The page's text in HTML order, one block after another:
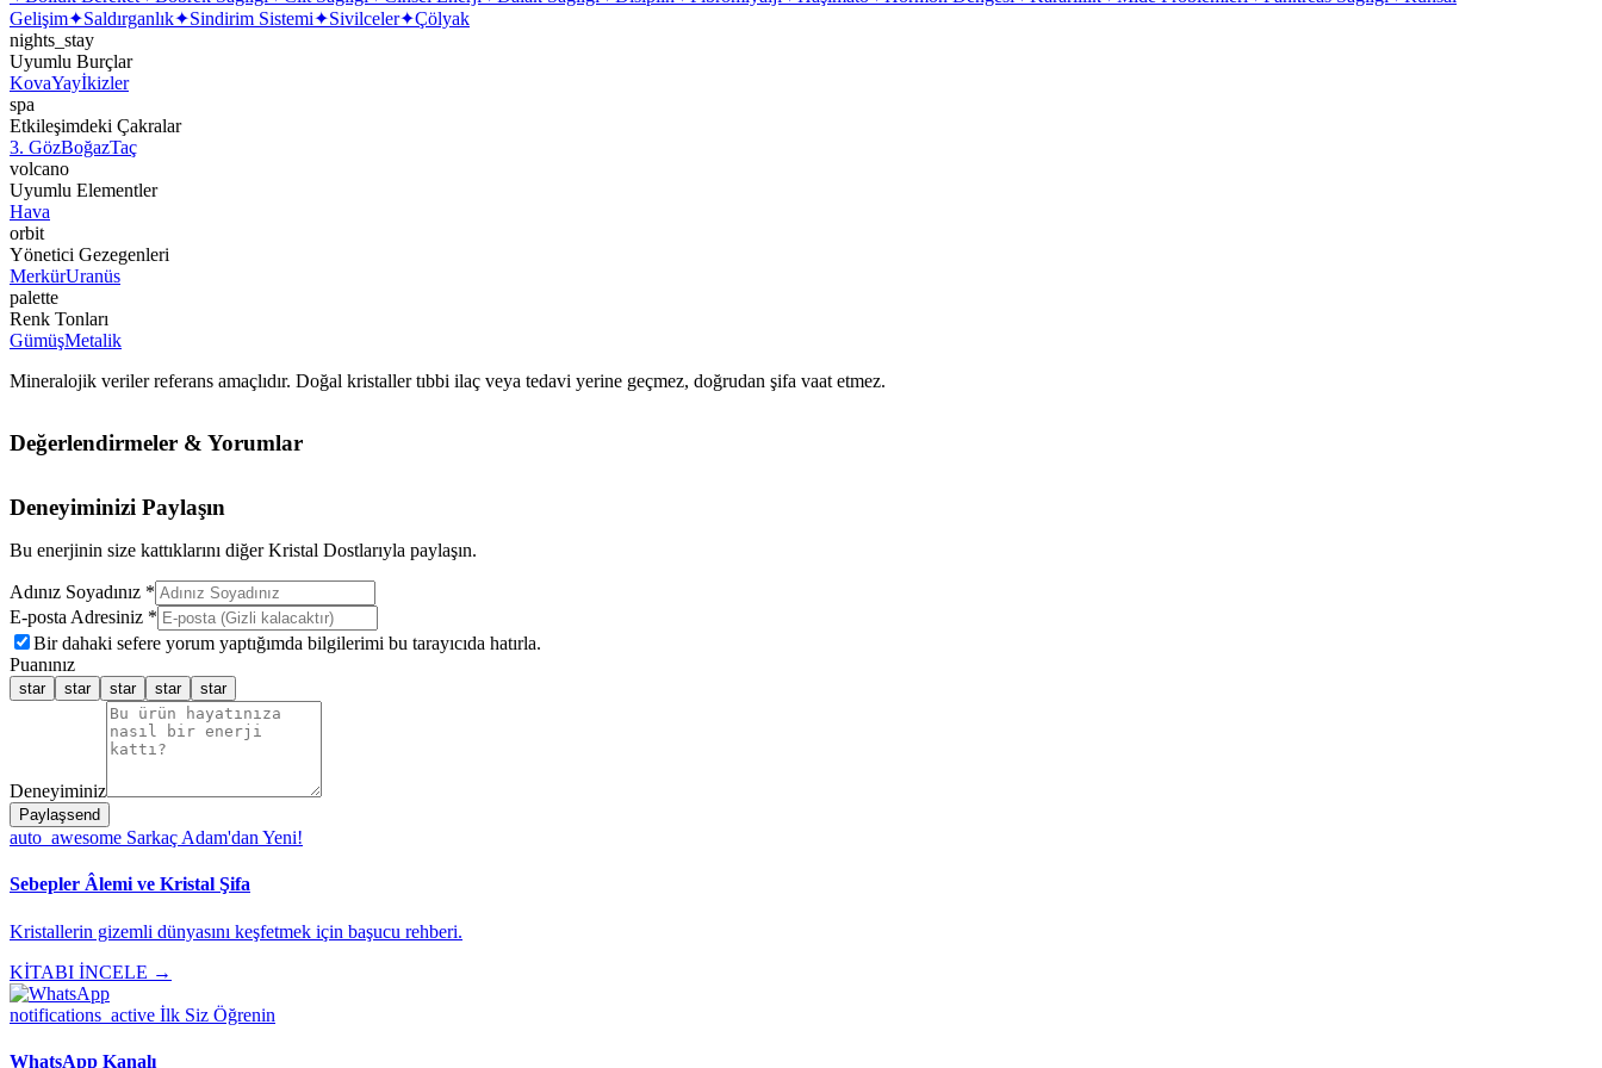
Gelişim✦Saldırganlık✦Sindirim Sistemi✦Sivilceler✦Çölyak
nights_stay
Uyumlu Burçlar
KovaYayİkizler
spa
Etkileşimdeki Çakralar
3. GözBoğazTaç
volcano
Uyumlu Elementler
Hava
orbit
Yönetici Gezegenleri
MerkürUranüs
palette
Renk Tonları
GümüşMetalik
Mineralojik veriler referans amaçlıdır. Doğal kristaller tıbbi ilaç veya tedavi yerine geçmez, doğrudan şifa vaat etmez.
Değerlendirmeler & Yorumlar
Deneyiminizi Paylaşın
Bu enerjinin size kattıklarını diğer Kristal Dostlarıyla paylaşın.
Adınız Soyadınız *
E-posta Adresiniz *
Bir dahaki sefere yorum yaptığımda bilgilerimi bu tarayıcıda hatırla.
Puanınız
star star star star star
Deneyiminiz
Paylaşsend
auto_awesome Sarkaç Adam'dan Yeni!
Sebepler Âlemi ve Kristal Şifa
Kristallerin gizemli dünyasını keşfetmek için başucu rehberi.
KİTABI İNCELE →
notifications_active İlk Siz Öğrenin
WhatsApp Kanalı